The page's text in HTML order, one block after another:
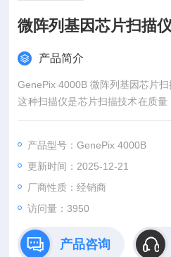
微阵列基因芯片扫描仪
产品简介
GenePix 4000B 微阵列基因芯片扫
这种扫描仪是芯片扫描技术在质量
准。分辨率 5-100 微米/Pixel，且
产品型号：GenePix 4000B
更新时间：2025-12-21
厂商性质：经销商
访问量：3950
产品咨询